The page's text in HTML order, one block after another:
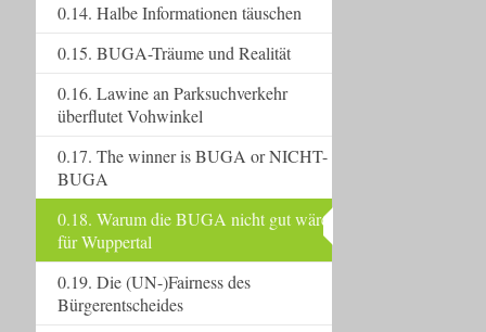
0.14. Halbe Informationen täuschen
0.15. BUGA-Träume und Realität
0.16. Lawine an Parksuchverkehr
überflutet Vohwinkel
0.17. The winner is BUGA or NICHT-
BUGA
0.18. Warum die BUGA nicht gut wäre
für Wuppertal
0.19. Die (UN-)Fairness des
Bürgerentscheides